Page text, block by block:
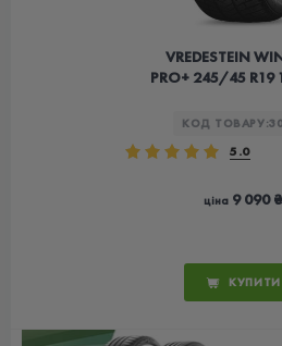
VREDESTEIN
PRO+ 245/45 R19
КОД ТОВАРУ:
5.0
ціна 9 090 ₴
КУПИТИ